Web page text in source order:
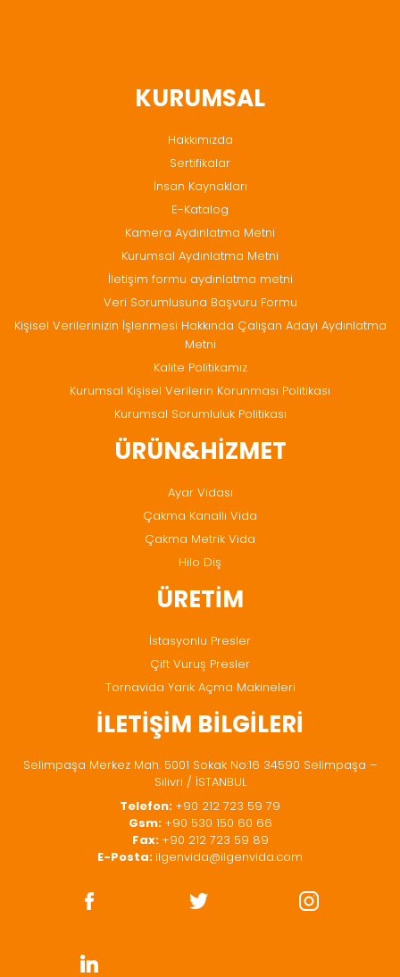
KURUMSAL
Hakkımızda
Sertifikalar
İnsan Kaynakları
E-Katalog
Kamera Aydınlatma Metni
Kurumsal Aydınlatma Metni
İletişim formu aydınlatma metni
Veri Sorumlusuna Başvuru Formu
Kişisel Verilerinizin İşlenmesi Hakkında Çalışan Adayı Aydınlatma
Metni
Kalite Politikamız
Kurumsal Kişisel Verilerin Korunması Politikası
Kurumsal Sorumluluk Politikası
ÜRÜN&HİZMET
Ayar Vidası
Çakma Kanallı Vida
Çakma Metrik Vida
Hilo Diş
ÜRETİM
İstasyonlu Presler
Çift Vuruş Presler
Tornavida Yarık Açma Makineleri
İLETİŞİM BİLGİLERİ
Selimpaşa Merkez Mah. 5001 Sokak No:16 34590 Selimpaşa –
Silivri / İSTANBUL
Telefon: +90 212 723 59 79
Gsm: +90 530 150 60 66
Fax: +90 212 723 59 89
E-Posta: ilgenvida@ilgenvida.com